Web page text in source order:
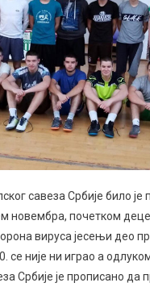
савеза Србије било је
новембра, почетком
вируса јесењи део
се није ни играо а
Србије је прописано да